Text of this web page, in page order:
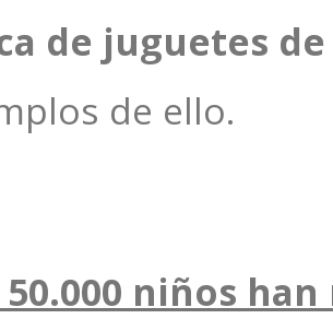
de juguetes
de ello.
50.000 niños